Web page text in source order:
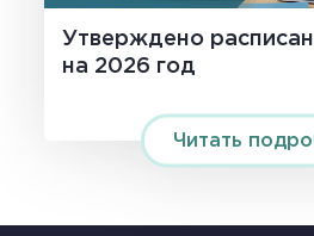
Утверждено
на 2026 год
Читать